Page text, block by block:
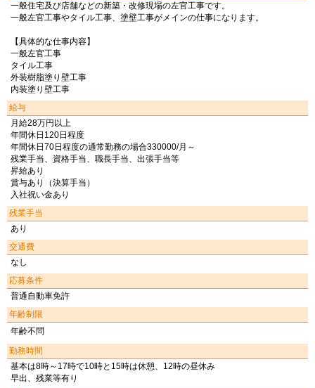
一般住宅及び店舗などの新築・改修現場の左官工事です。
一般左官工事やタイル工事、塗壁工事がメインの仕事になります。
【具体的な仕事内容】
一般左官工事
タイル工事
外装樹脂塗り壁工事
内装塗り壁工事
給与
月給28万円以上
年間休日120日程度
年間休日70日程度の通常勤務の場合330000/月～
残業手当、資格手当、職長手当、出張手当等
昇給あり
賞与あり（決算手当）
入社祝い金あり
残業手当
あり
交通費
なし
応募条件
普通自動車免許
年齢制限
年齢不問
勤務時間
基本は8時～17時で10時と15時は休憩、12時の昼休み
早出、残業等有り